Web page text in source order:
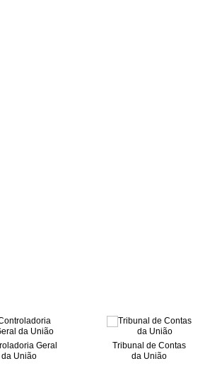
Geral
da União
Tribunal de Contas
da União